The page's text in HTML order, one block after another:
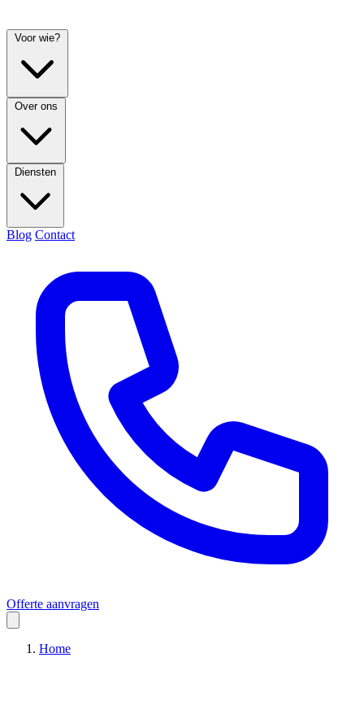
Voor wie?
Over ons
Diensten
Blog Contact
Offerte aanvragen
Home